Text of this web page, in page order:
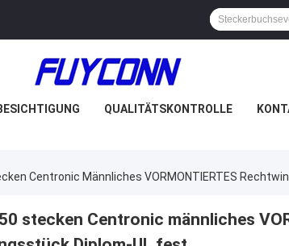
QUALITÄTSKONTROLLE
Centronic Männliches VORMONTIERTES
stecken Centronic männliches